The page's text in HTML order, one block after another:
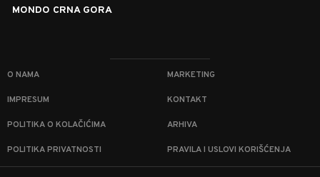
MONDO CRNA GORA
O NAMA MARKETING
IMPRESUM KONTAKT
POLITIKA O KOLAČIĆIMA ARHIVA
POLITIKA PRIVATNOSTI PRAVILA I USLOVI KORIŠĆENJA